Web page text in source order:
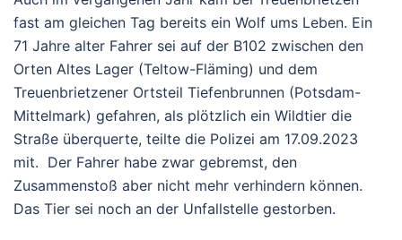
fast am gleichen Tag bereits ein Wolf ums Leben. Ein
71 Jahre alter Fahrer sei auf der B102 zwischen den
Orten Altes Lager (Teltow-Fläming) und dem
Treuenbrietzener Ortsteil Tiefenbrunnen (Potsdam-
Mittelmark) gefahren, als plötzlich ein Wildtier die
Straße überquerte, teilte die Polizei am 17.09.2023
mit. Der Fahrer habe zwar gebremst, den
Zusammenstoß aber nicht mehr verhindern können.
Das Tier sei noch an der Unfallstelle gestorben.